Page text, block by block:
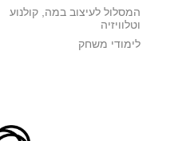
המסלול לעיצוב במה, קולנוע
וטלוויזיה
לימודי משחק